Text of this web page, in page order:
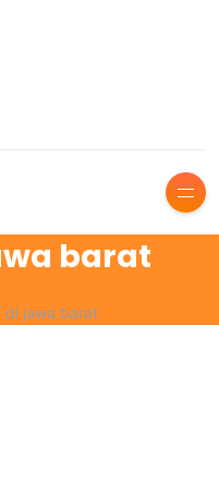
barat
di jawa barat